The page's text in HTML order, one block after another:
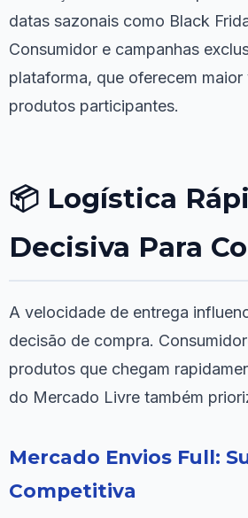
datas sazonais como Black
Consumidor e campanhas
plataforma, que oferecem
produtos participantes.
📦 Logística
Decisiva Para
A velocidade de entrega
decisão de compra.
produtos que chegam
do Mercado Livre também
Mercado Envios Full:
Competitiva